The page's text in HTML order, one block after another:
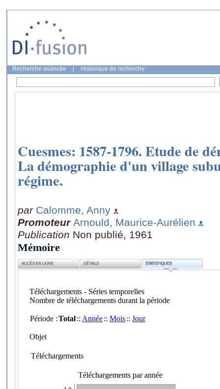
Recherche avancée Historique de recherche
Cuesmes: 1587-1796. Etude de
La démographie d'un village
régime.
par Calomme, Anny
Promoteur Arnould, Maurice-Aurélien
Publication Non publié, 1961
Mémoire
ACCÈS EN LIGNE DÉTAILS STATISTIQUES